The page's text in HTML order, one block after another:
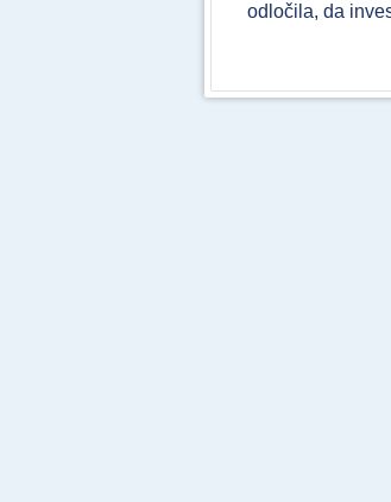
odločila, da